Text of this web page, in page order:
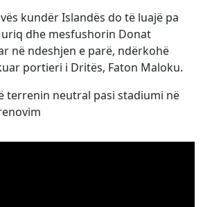
kundër Islandës do të luajë pa
dhe mesfushorin Donat
në ndeshjen e parë, ndërkohë
portieri i Dritës, Faton Maloku.
terrenin neutral pasi stadiumi në